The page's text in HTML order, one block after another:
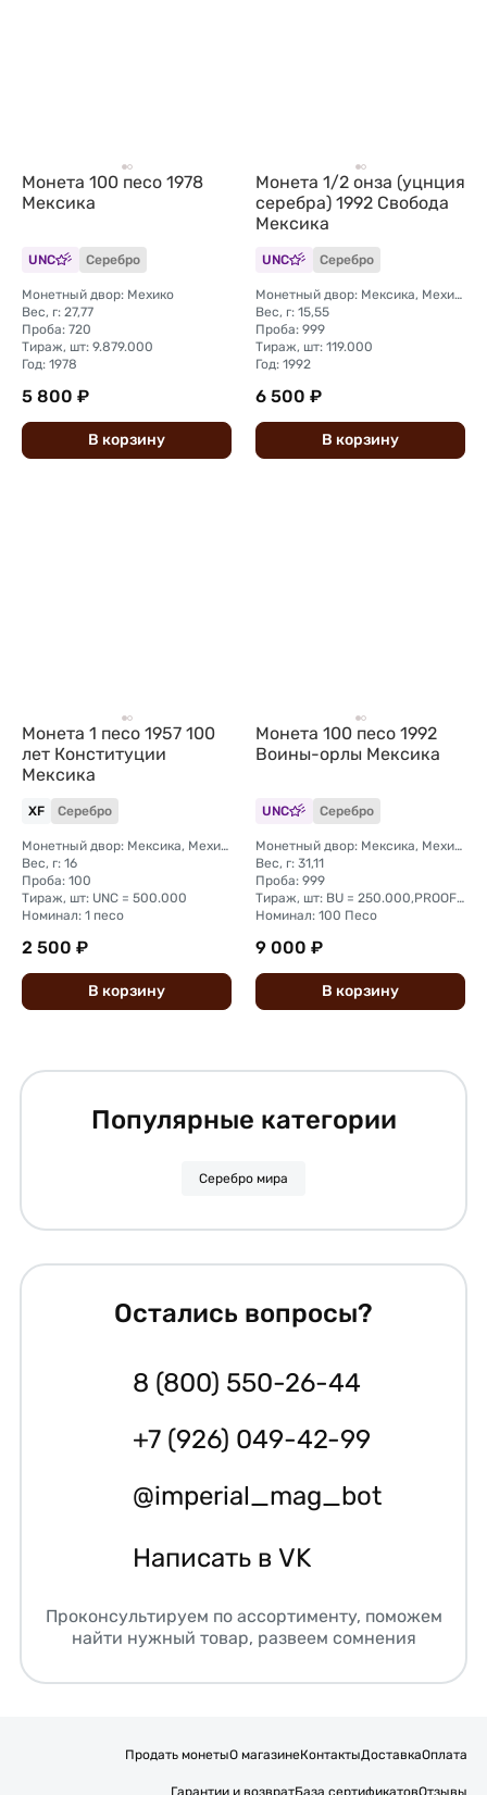
Монета 100 песо 1978
Мексика
UNC Серебро
Монетный двор: Мехико
Вес, г: 27,77
Проба: 720
Тираж, шт: 9.879.000
Год: 1978
5 800 ₽
В корзину
Монета 1/2 онза (уцнция
серебра) 1992 Свобода
Мексика
UNC Серебро
Монетный двор: Мексика, Мехико
Вес, г: 15,55
Проба: 999
Тираж, шт: 119.000
Год: 1992
6 500 ₽
В корзину
Монета 1 песо 1957 100
лет Конституции
Мексика
XF Серебро
Монетный двор: Мексика, Мехико
Вес, г: 16
Проба: 100
Тираж, шт: UNC = 500.000
Номинал: 1 песо
2 500 ₽
В корзину
Монета 100 песо 1992
Воины-орлы Мексика
UNC Серебро
Монетный двор: Мексика, Мехико
Вес, г: 31,11
Проба: 999
Тираж, шт: BU = 250.000,PROOF = 4.000
Номинал: 100 Песо
9 000 ₽
В корзину
Популярные категории
Серебро мира
Остались вопросы?
8 (800) 550-26-44
+7 (926) 049-42-99
@imperial_mag_bot
Написать в VK
Проконсультируем по ассортименту, поможем
найти нужный товар, развеем сомнения
Продать монетыО магазинеКонтактыДоставкаОплата
Гарантии и возвратБаза сертификатовОтзывы